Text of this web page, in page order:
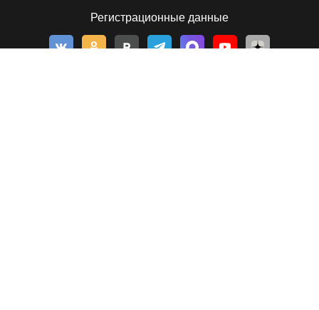
Регистрационные данные